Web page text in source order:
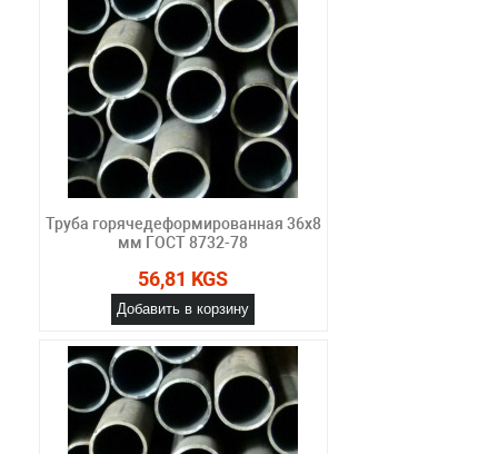
Труба горячедеформированная 36х8
мм ГОСТ 8732-78
56,81 KGS
Добавить в корзину